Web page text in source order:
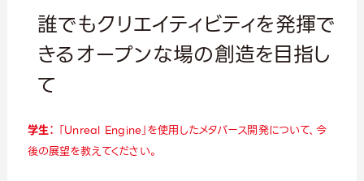
誰でもクリエイティビティを発揮で
きるオープンな場の創造を目指し
て
学生： 「Unreal Engine」を使用したメタバース開発について、今
後の展望を教えてください。